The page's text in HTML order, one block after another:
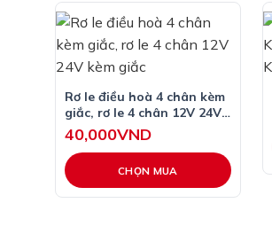
Rơ le điều hoà 4 chân kèm
giắc, rơ le 4 chân 12V 24V
kèm giắc
40,000VND
CHỌN MUA
Sản